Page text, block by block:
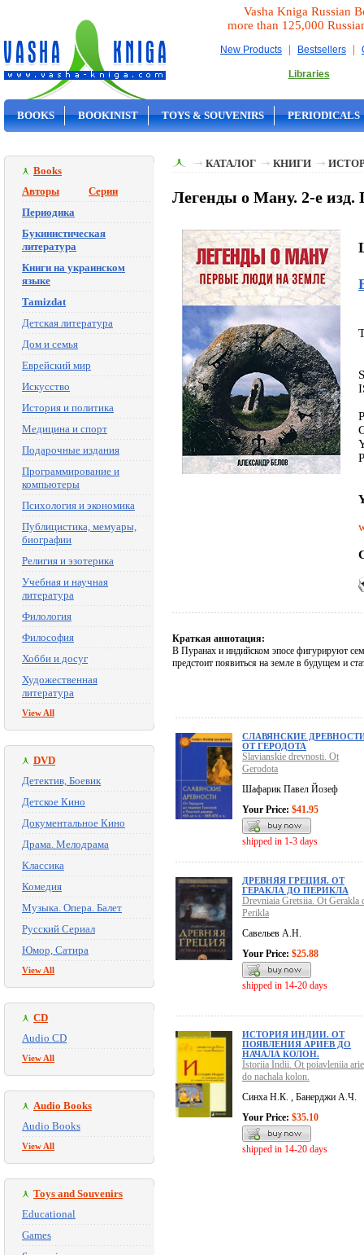
Vasha Kniga Russian
more than 125,000
New Products | Bestsellers |
Libraries
BOOKS BOOKINIST TOYS & SOUVENIRS PERIODICALS
Books
Авторы
Серии
Периодика
Букинистическая
литература
Книги на украинском
языке
Tamizdat
Детская литература
Дом и семья
Еврейский мир
Искусство
История и политика
Медицина и спорт
Подарочные издания
Программирование и
компьютеры
Психология и экономика
Публицистика, мемуары,
биографии
Религия и эзотерика
Учебная и научная
литература
Филология
Философия
Хобби и досуг
Художественная
литература
View All
DVD
Детектив, Боевик
Детское Кино
Документальное Кино
Драма. Мелодрама
Классика
Комедия
Музыка. Опера. Балет
Русский Сериал
Юмор, Сатира
View All
CD
Audio CD
View All
Audio Books
Audio Books
View All
Toys and Souvenirs
Educational
Games
КАТАЛОГ КНИГИ
Легенды о Ману. 2-е
Краткая аннотация:
В Пуранах и индийском эпосе фигурируют
предстоит появиться на земле в будущем и
СЛАВЯНСКИЕ
ОТ ГЕРОДОТА
Slavianskie drevnosti. Ot
Gerodota
Шафарик Павел Йозеф
Your Price: $41.95
shipped in 1-3 days
ДРЕВНЯЯ ГРЕЦИЯ. ОТ
ГЕРАКЛА ДО ПЕРИКЛА
Drevniaia Gretsiia. Ot Gerakla
Perikla
Савельев А.Н.
Your Price: $25.88
shipped in 14-20 days
ИСТОРИЯ ИНДИИ. ОТ
ПОЯВЛЕНИЯ АРИЕВ ДО
НАЧАЛА КОЛОН.
Istoriia Indii. Ot poiavleniia
do nachala kolon.
Синха Н.К. , Банерджи А.Ч.
Your Price: $35.10
shipped in 14-20 days